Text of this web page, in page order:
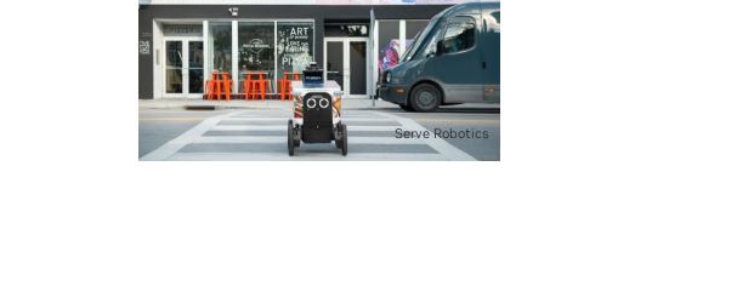
Serve Robotics